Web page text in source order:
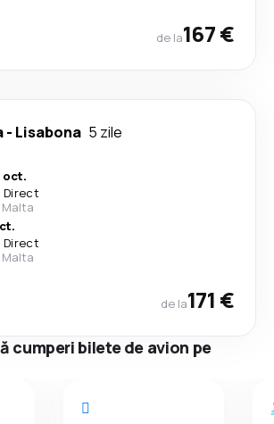
de la167 €
- Lisabona 5 zile
oct.
Direct
Direct
de la171 €
cumperi bilete de avion pe